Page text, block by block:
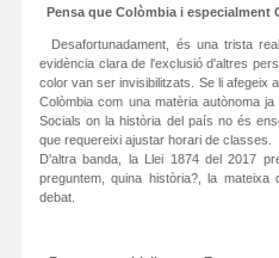
Pensa que Colòmbia i
Desafortunadament, és una trista
evidència clara de l'exclusió d'altres
color van ser invisibilitzats. Se li afegeix
Colòmbia com una matèria autònoma
Socials on la història del país no és
que requereixi ajustar horari de classes.
D'altra banda, la Llei 1874 del 2017
preguntem, quina història?, la
debat.